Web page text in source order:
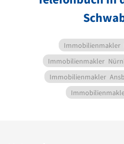
Immobilienmakler
Immobilienmakler
Immobilienmakler